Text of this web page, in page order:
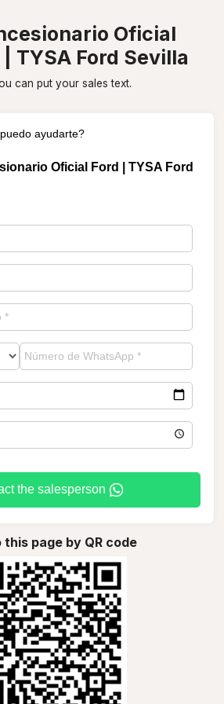
Oficial
| TYSA Ford Sevilla
can put your sales text.
ayudarte?
Oficial Ford | TYSA Ford
the salesperson
this page by QR code